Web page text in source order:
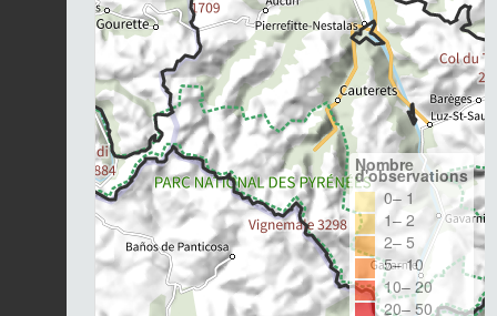
Nombre
d'observations
0– 1
1– 2
2– 5
5– 10
10– 20
20– 50